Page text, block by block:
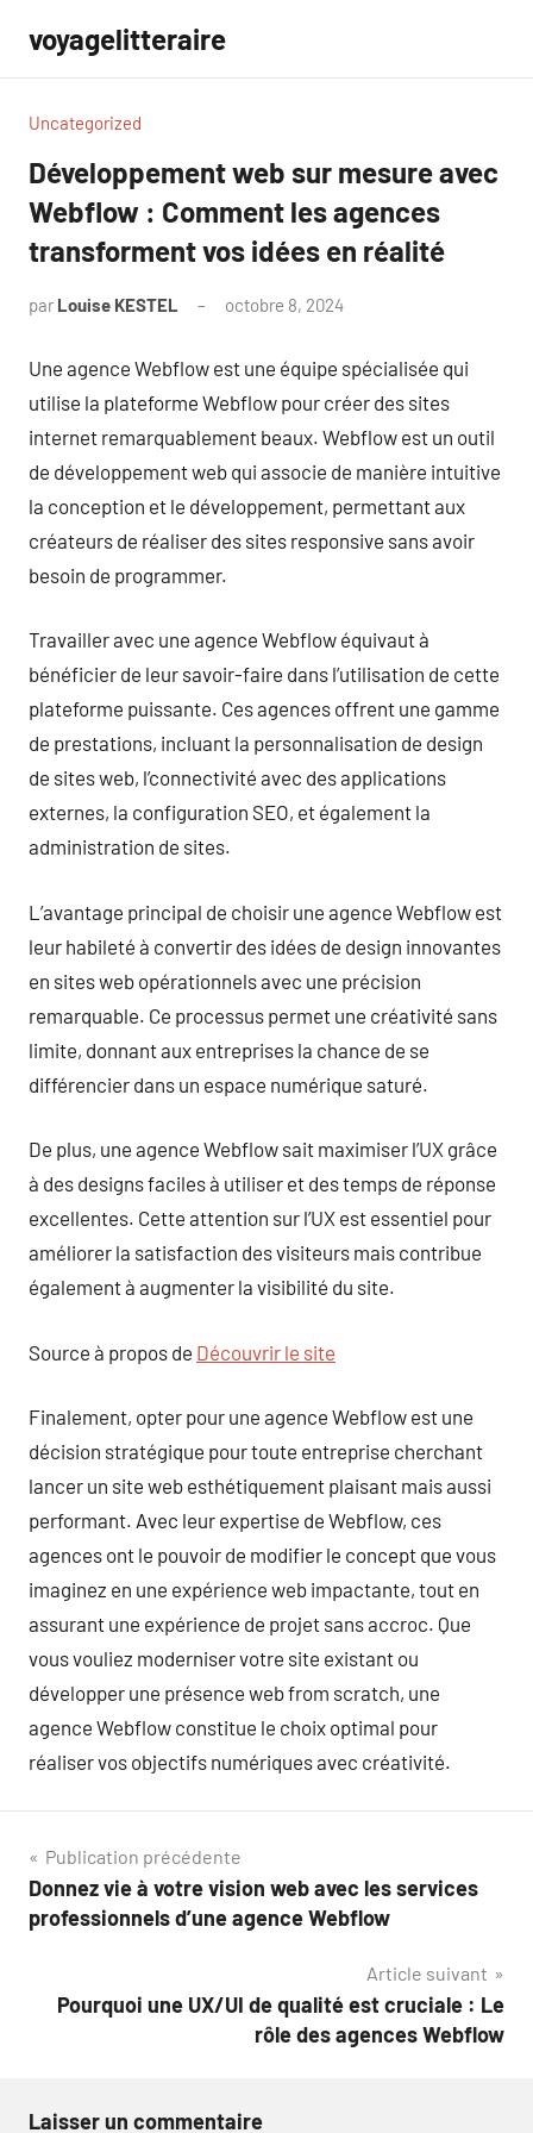
contenu
voyagelitteraire
Uncategorized
Développement web sur mesure avec
Webflow : Comment les agences
transforment vos idées en réalité
par Louise KESTEL octobre 8, 2024
Une agence Webflow est une équipe spécialisée qui
utilise la plateforme Webflow pour créer des sites
internet remarquablement beaux. Webflow est un outil
de développement web qui associe de manière intuitive
la conception et le développement, permettant aux
créateurs de réaliser des sites responsive sans avoir
besoin de programmer.
Travailler avec une agence Webflow équivaut à
bénéficier de leur savoir-faire dans l’utilisation de cette
plateforme puissante. Ces agences offrent une gamme
de prestations, incluant la personnalisation de design
de sites web, l’connectivité avec des applications
externes, la configuration SEO, et également la
administration de sites.
L’avantage principal de choisir une agence Webflow est
leur habileté à convertir des idées de design innovantes
en sites web opérationnels avec une précision
remarquable. Ce processus permet une créativité sans
limite, donnant aux entreprises la chance de se
différencier dans un espace numérique saturé.
De plus, une agence Webflow sait maximiser l’UX grâce
à des designs faciles à utiliser et des temps de réponse
excellentes. Cette attention sur l’UX est essentiel pour
améliorer la satisfaction des visiteurs mais contribue
également à augmenter la visibilité du site.
Source à propos de Découvrir le site
Finalement, opter pour une agence Webflow est une
décision stratégique pour toute entreprise cherchant
lancer un site web esthétiquement plaisant mais aussi
performant. Avec leur expertise de Webflow, ces
agences ont le pouvoir de modifier le concept que vous
imaginez en une expérience web impactante, tout en
assurant une expérience de projet sans accroc. Que
vous vouliez moderniser votre site existant ou
développer une présence web from scratch, une
agence Webflow constitue le choix optimal pour
réaliser vos objectifs numériques avec créativité.
Navigation
de
Publication précédente
Donnez vie à votre vision web avec les services
professionnels d’une agence Webflow
Article suivant
Pourquoi une UX/UI de qualité est cruciale : Le
rôle des agences Webflow
Laisser un commentaire